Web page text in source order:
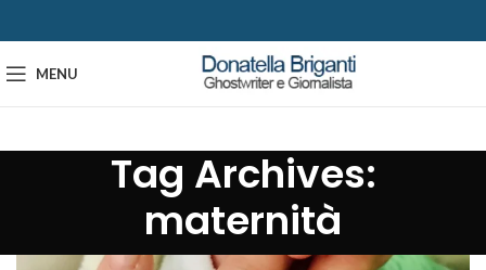
MENU
Tag Archives:
maternità